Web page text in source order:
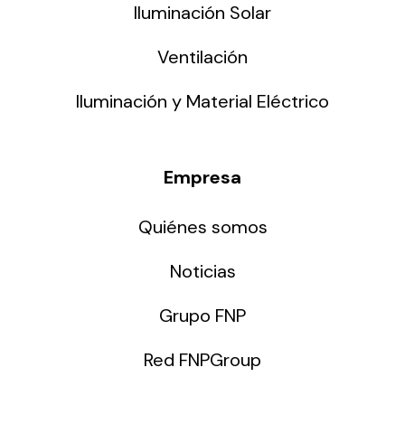
Iluminación Solar
Ventilación
Iluminación y Material Eléctrico
Empresa
Quiénes somos
Noticias
Grupo FNP
Red FNPGroup